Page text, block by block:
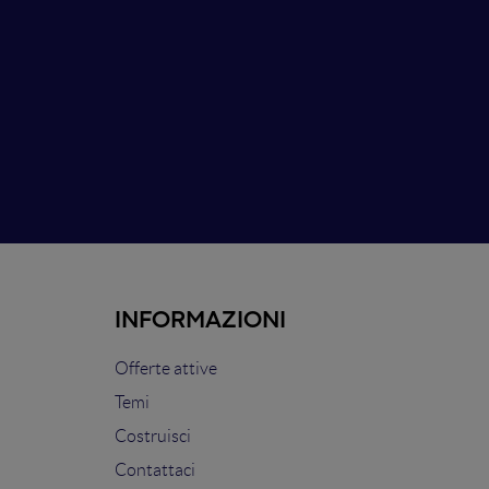
INFORMAZIONI
Offerte attive
Temi
Costruisci
Contattaci